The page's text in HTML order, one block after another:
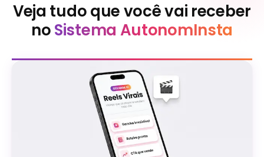
Veja tudo que você vai receber
noSistema AutonomInsta